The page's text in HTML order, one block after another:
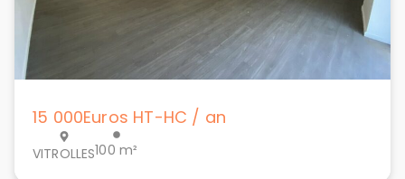
15 000Euros HT-HC / an
VITROLLES100 m²